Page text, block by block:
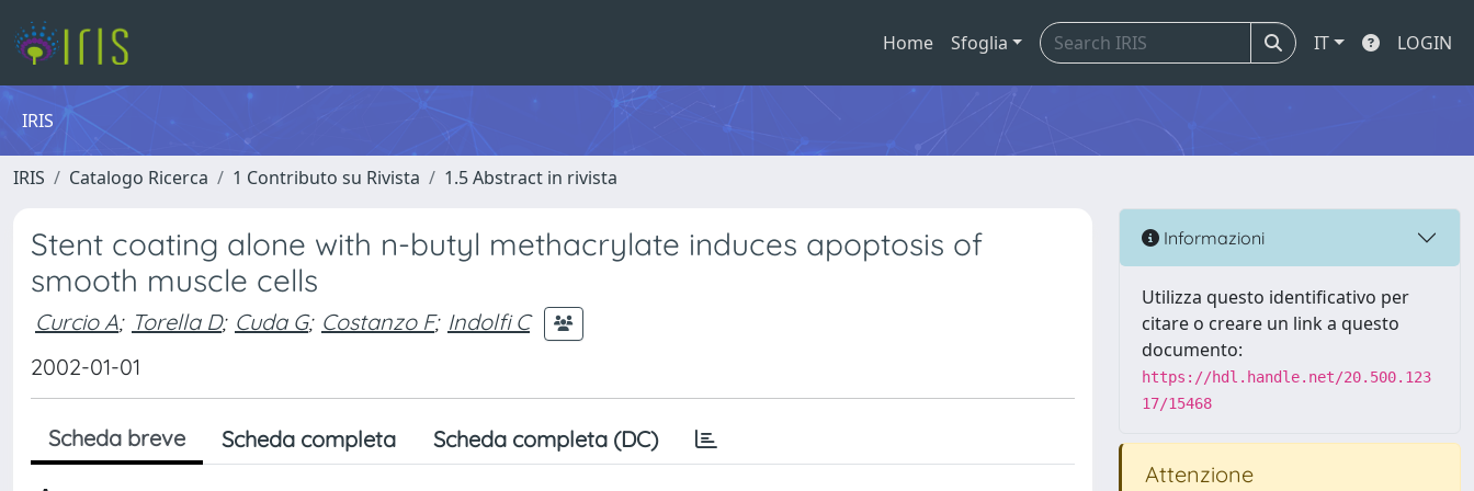
Home Sfoglia IT LOGIN
IRIS
IRIS Catalogo Ricerca 1 Contributo su Rivista 1.5 Abstract in rivista
Stent coating alone with n-butyl methacrylate induces apoptosis of
smooth muscle cells
Curcio A; Torella D; Cuda G; Costanzo F; Indolfi C
2002-01-01
Scheda breve Scheda completa Scheda completa (DC)
Informazioni
Utilizza questo identificativo per
citare o creare un link a questo
documento:
https://hdl.handle.net/20.500.123
17/15468
Attenzione